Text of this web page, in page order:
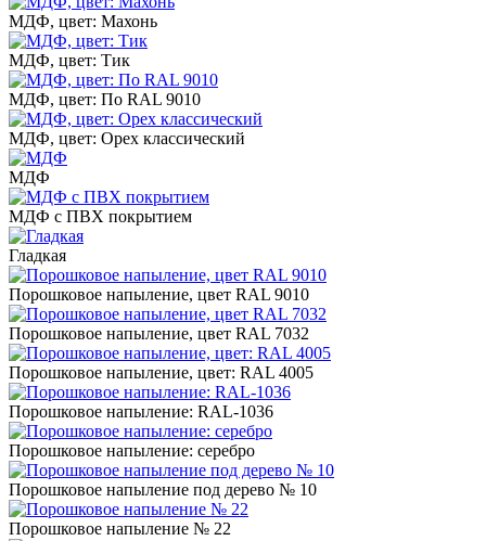
МДФ, цвет: Махонь
МДФ, цвет: Тик
МДФ, цвет: По RAL 9010
МДФ, цвет: Орех классический
МДФ
МДФ с ПВХ покрытием
Гладкая
Порошковое напыление, цвет RAL 9010
Порошковое напыление, цвет RAL 7032
Порошковое напыление, цвет: RAL 4005
Порошковое напыление: RAL-1036
Порошковое напыление: серебро
Порошковое напыление под дерево № 10
Порошковое напыление № 22